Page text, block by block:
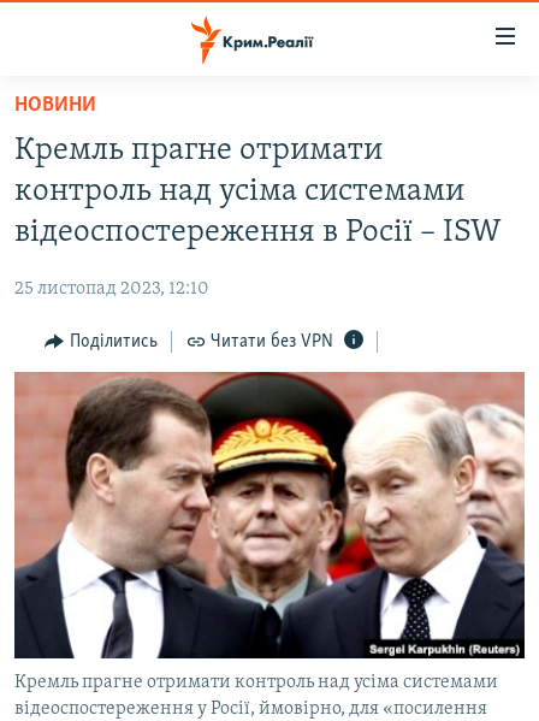
Перейти
основного
матеріалу
Перейти
до
основної
Перейти
до
пошуку
ВОДА.КРИМ
ВІДЕО ТА ФОТО
БЛОГИ
ПОГЛЯД
ІНТЕРВ'Ю
ВСЕ ЗА ДЕНЬ
СПЕЦПРОЕКТИ
ДЕПОРТАЦІЯ
ВІДЕОУРОКИ «ELIFBE»
СВІДЧЕННЯ ОКУПАЦІЇ
УКРАЇНСЬКА ПРОБЛЕМА КРИМУ
ІНФОГРАФІКА
ЯК ОБІЙТИ БЛОКУВАННЯ
Русский
Qırımtatar
ДОЛУЧАЙСЯ!
НОВИНИ
Кремль прагне отримати
контроль над усіма системами
відеоспостереження в Росії – ISW
25 листопад 2023, 12:10
Поділитись Читати без VPN
Кремль прагне отримати контроль над усіма системами
відеоспостереження у Росії, ймовірно, для «посилення